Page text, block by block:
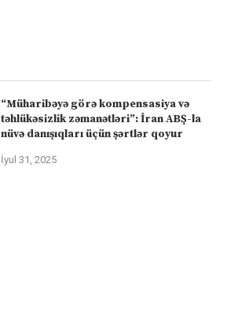
“Müharibəyə görə kompensasiya və
təhlükəsizlik zəmanətləri”: İran ABŞ-la
nüvə danışıqları üçün şərtlər qoyur
İyul 31, 2025